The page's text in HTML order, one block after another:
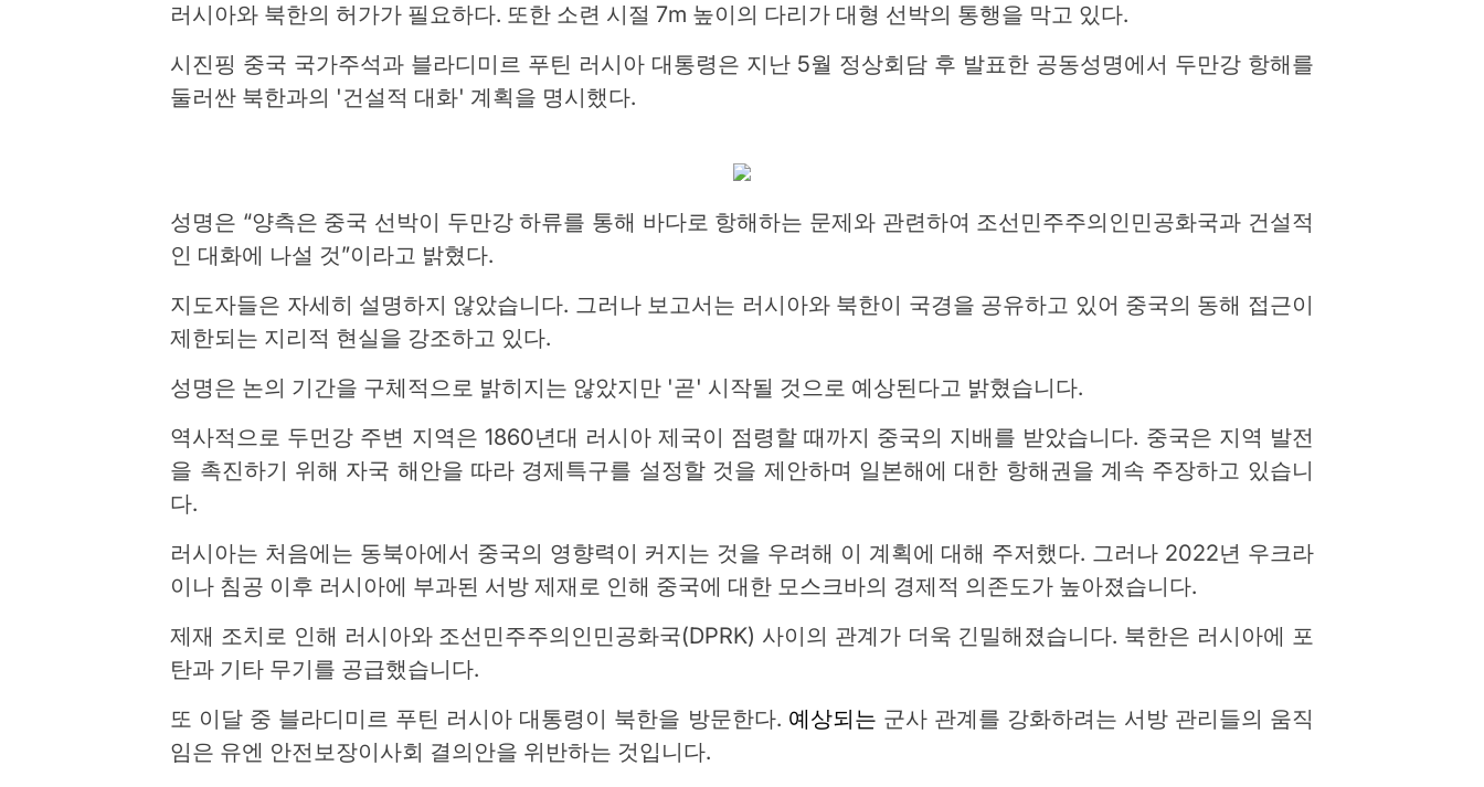
러시아와 북한의 허가가 필요하다. 또한 소련 시절 7m 높이의 다리가 대형 선박의 통행을 막고 있다.
시진핑 중국 국가주석과 블라디미르 푸틴 러시아 대통령은 지난 5월 정상회담 후 발표한 공동성명에서 두만강 항해를
둘러싼 북한과의 '건설적 대화' 계획을 명시했다.
성명은 “양측은 중국 선박이 두만강 하류를 통해 바다로 항해하는 문제와 관련하여 조선민주주의인민공화국과 건설적
인 대화에 나설 것”이라고 밝혔다.
지도자들은 자세히 설명하지 않았습니다. 그러나 보고서는 러시아와 북한이 국경을 공유하고 있어 중국의 동해 접근이
제한되는 지리적 현실을 강조하고 있다.
성명은 논의 기간을 구체적으로 밝히지는 않았지만 '곧' 시작될 것으로 예상된다고 밝혔습니다.
역사적으로 두먼강 주변 지역은 1860년대 러시아 제국이 점령할 때까지 중국의 지배를 받았습니다. 중국은 지역 발전
을 촉진하기 위해 자국 해안을 따라 경제특구를 설정할 것을 제안하며 일본해에 대한 항해권을 계속 주장하고 있습니
다.
러시아는 처음에는 동북아에서 중국의 영향력이 커지는 것을 우려해 이 계획에 대해 주저했다. 그러나 2022년 우크라
이나 침공 이후 러시아에 부과된 서방 제재로 인해 중국에 대한 모스크바의 경제적 의존도가 높아졌습니다.
제재 조치로 인해 러시아와 조선민주주의인민공화국(DPRK) 사이의 관계가 더욱 긴밀해졌습니다. 북한은 러시아에 포
탄과 기타 무기를 공급했습니다.
또 이달 중 블라디미르 푸틴 러시아 대통령이 북한을 방문한다. 예상되는 군사 관계를 강화하려는 서방 관리들의 움직
임은 유엔 안전보장이사회 결의안을 위반하는 것입니다.